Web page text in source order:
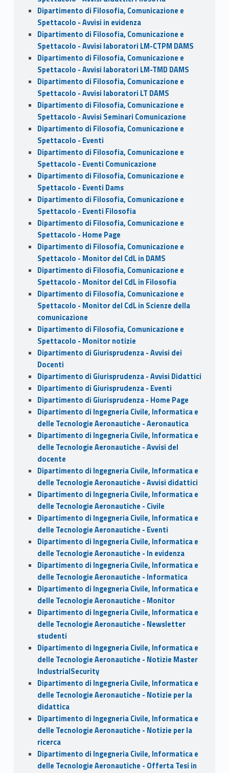
Dipartimento di Filosofia, Comunicazione e
Spettacolo - Avvisi in evidenza
Dipartimento di Filosofia, Comunicazione e
Spettacolo - Avvisi laboratori LM-CTPM DAMS
Dipartimento di Filosofia, Comunicazione e
Spettacolo - Avvisi laboratori LM-TMD DAMS
Dipartimento di Filosofia, Comunicazione e
Spettacolo - Avvisi laboratori LT DAMS
Dipartimento di Filosofia, Comunicazione e
Spettacolo - Avvisi Seminari Comunicazione
Dipartimento di Filosofia, Comunicazione e
Spettacolo - Eventi
Dipartimento di Filosofia, Comunicazione e
Spettacolo - Eventi Comunicazione
Dipartimento di Filosofia, Comunicazione e
Spettacolo - Eventi Dams
Dipartimento di Filosofia, Comunicazione e
Spettacolo - Eventi Filosofia
Dipartimento di Filosofia, Comunicazione e
Spettacolo - Home Page
Dipartimento di Filosofia, Comunicazione e
Spettacolo - Monitor del CdL in DAMS
Dipartimento di Filosofia, Comunicazione e
Spettacolo - Monitor del CdL in Filosofia
Dipartimento di Filosofia, Comunicazione e
Spettacolo - Monitor del CdL in Scienze della
comunicazione
Dipartimento di Filosofia, Comunicazione e
Spettacolo - Monitor notizie
Dipartimento di Giurisprudenza - Avvisi dei
Docenti
Dipartimento di Giurisprudenza - Avvisi Didattici
Dipartimento di Giurisprudenza - Eventi
Dipartimento di Giurisprudenza - Home Page
Dipartimento di Ingegneria Civile, Informatica e
delle Tecnologie Aeronautiche - Aeronautica
Dipartimento di Ingegneria Civile, Informatica e
delle Tecnologie Aeronautiche - Avvisi del
docente
Dipartimento di Ingegneria Civile, Informatica e
delle Tecnologie Aeronautiche - Avvisi didattici
Dipartimento di Ingegneria Civile, Informatica e
delle Tecnologie Aeronautiche - Civile
Dipartimento di Ingegneria Civile, Informatica e
delle Tecnologie Aeronautiche - Eventi
Dipartimento di Ingegneria Civile, Informatica e
delle Tecnologie Aeronautiche - In evidenza
Dipartimento di Ingegneria Civile, Informatica e
delle Tecnologie Aeronautiche - Informatica
Dipartimento di Ingegneria Civile, Informatica e
delle Tecnologie Aeronautiche - Monitor
Dipartimento di Ingegneria Civile, Informatica e
delle Tecnologie Aeronautiche - Newsletter
studenti
Dipartimento di Ingegneria Civile, Informatica e
delle Tecnologie Aeronautiche - Notizie Master
IndustrialSecurity
Dipartimento di Ingegneria Civile, Informatica e
delle Tecnologie Aeronautiche - Notizie per la
didattica
Dipartimento di Ingegneria Civile, Informatica e
delle Tecnologie Aeronautiche - Notizie per la
ricerca
Dipartimento di Ingegneria Civile, Informatica e
delle Tecnologie Aeronautiche - Offerta Tesi in